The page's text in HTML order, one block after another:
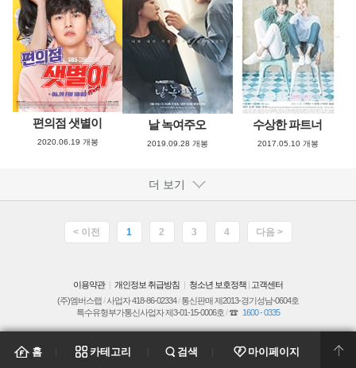
편의점 샛별이
2020.06.19 개봉
날 녹여주오
2019.09.28 개봉
수상한 파트너
2017.05.10 개봉
더 보기
< 이전 1 2 3 4 다음 >
이용약관 개인정보 취급방침 청소년 보호정책 | 고객센터
(주)엠버스랩 /사업자 418-86-02334/통신판매 제2013-경기성남-0604호
특수유형부가통신사업자 제3-01-15-0006호/ 1600 - 0335
홈 카테고리 검색 마이페이지